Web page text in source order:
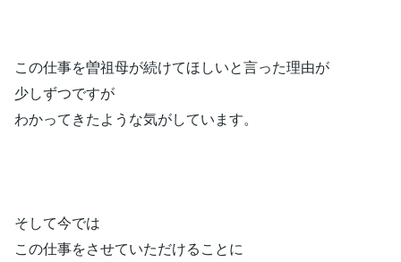
この仕事を曽祖母が続けてほしいと言った理由が
少しずつですが
わかってきたような気がしています。
そして今では
この仕事をさせていただけることに